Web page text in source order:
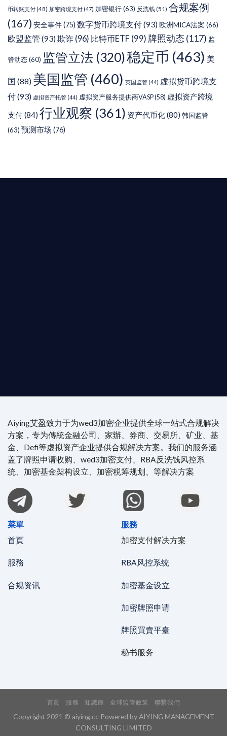
币转账支付 (48) 加密跨境支付 (47) 加密银行(63) 反洗钱(51) 合规案例
(167) 安全事件(75) 数字货币跨境支付(93)欧洲MICA法案 (66)
欧盟监管 (93)欺诈 (96) 比特币ETF (99) 牌照动态 (117) 监
管动态(60) 监管立法 (320)稳定币 (463) 美
国 (88) 美国监管 (460) 英国监管 (44) 虚拟货币跨境支
付(93) 虚拟资产托管 (44) 虚拟资产服务提供商VASP(58) 虚拟资产跨境
支付(84) 行业观察 (361) 资产代币化(80) 韩国监管
(63) 预测市场 (76)
Aiying艾盈致力于为wed3加密企业提供全球一站式合规解决
方案，专为傳統金融公司、家辦、券商、交易所、矿业、基
金、Defi等虚拟资产企业提供合规解决方案。我们的服务涵
盖了牌照申请收购、wed3加密支付、RBA反洗钱风控系
统、加密基金架构设立、加密税筹规划、等解决方案
菜單
首頁
服務
合规资讯
服務
加密支付解决方案
RBA风控系统
加密基金设立
加密牌照申请
牌照買賣平臺
秘书服务
首頁 服務 知識庫 全球监管政策 聯繫我們
Copyright 2021 © aiying.cc Powered by AIYING MANAGEMENT
CONSULTING LIMITED